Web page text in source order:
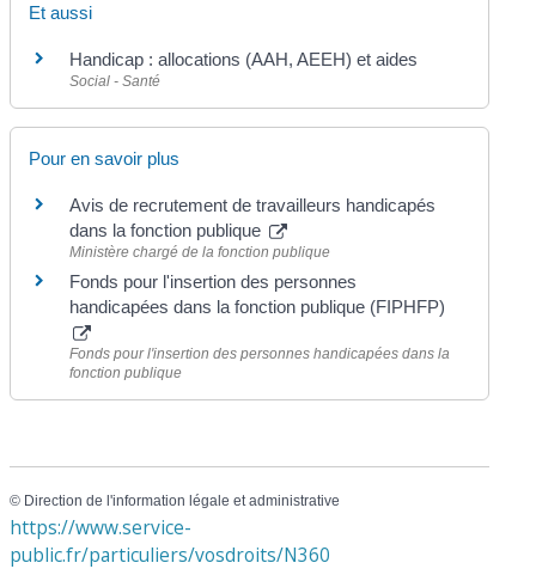
Et aussi
Handicap : allocations (AAH, AEEH) et aides
Social - Santé
Pour en savoir plus
Avis de recrutement de travailleurs handicapés
dans la fonction publique
Ministère chargé de la fonction publique
Fonds pour l'insertion des personnes
handicapées dans la fonction publique (FIPHFP)
Fonds pour l'insertion des personnes handicapées dans la
fonction publique
© Direction de l'information légale et administrative
https://www.service-
public.fr/particuliers/vosdroits/N360